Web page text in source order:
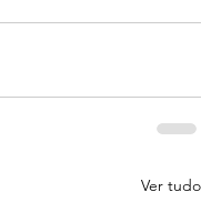
Ver tudo